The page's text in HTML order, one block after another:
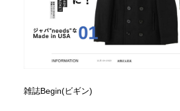
雑誌Begin(ビギン)